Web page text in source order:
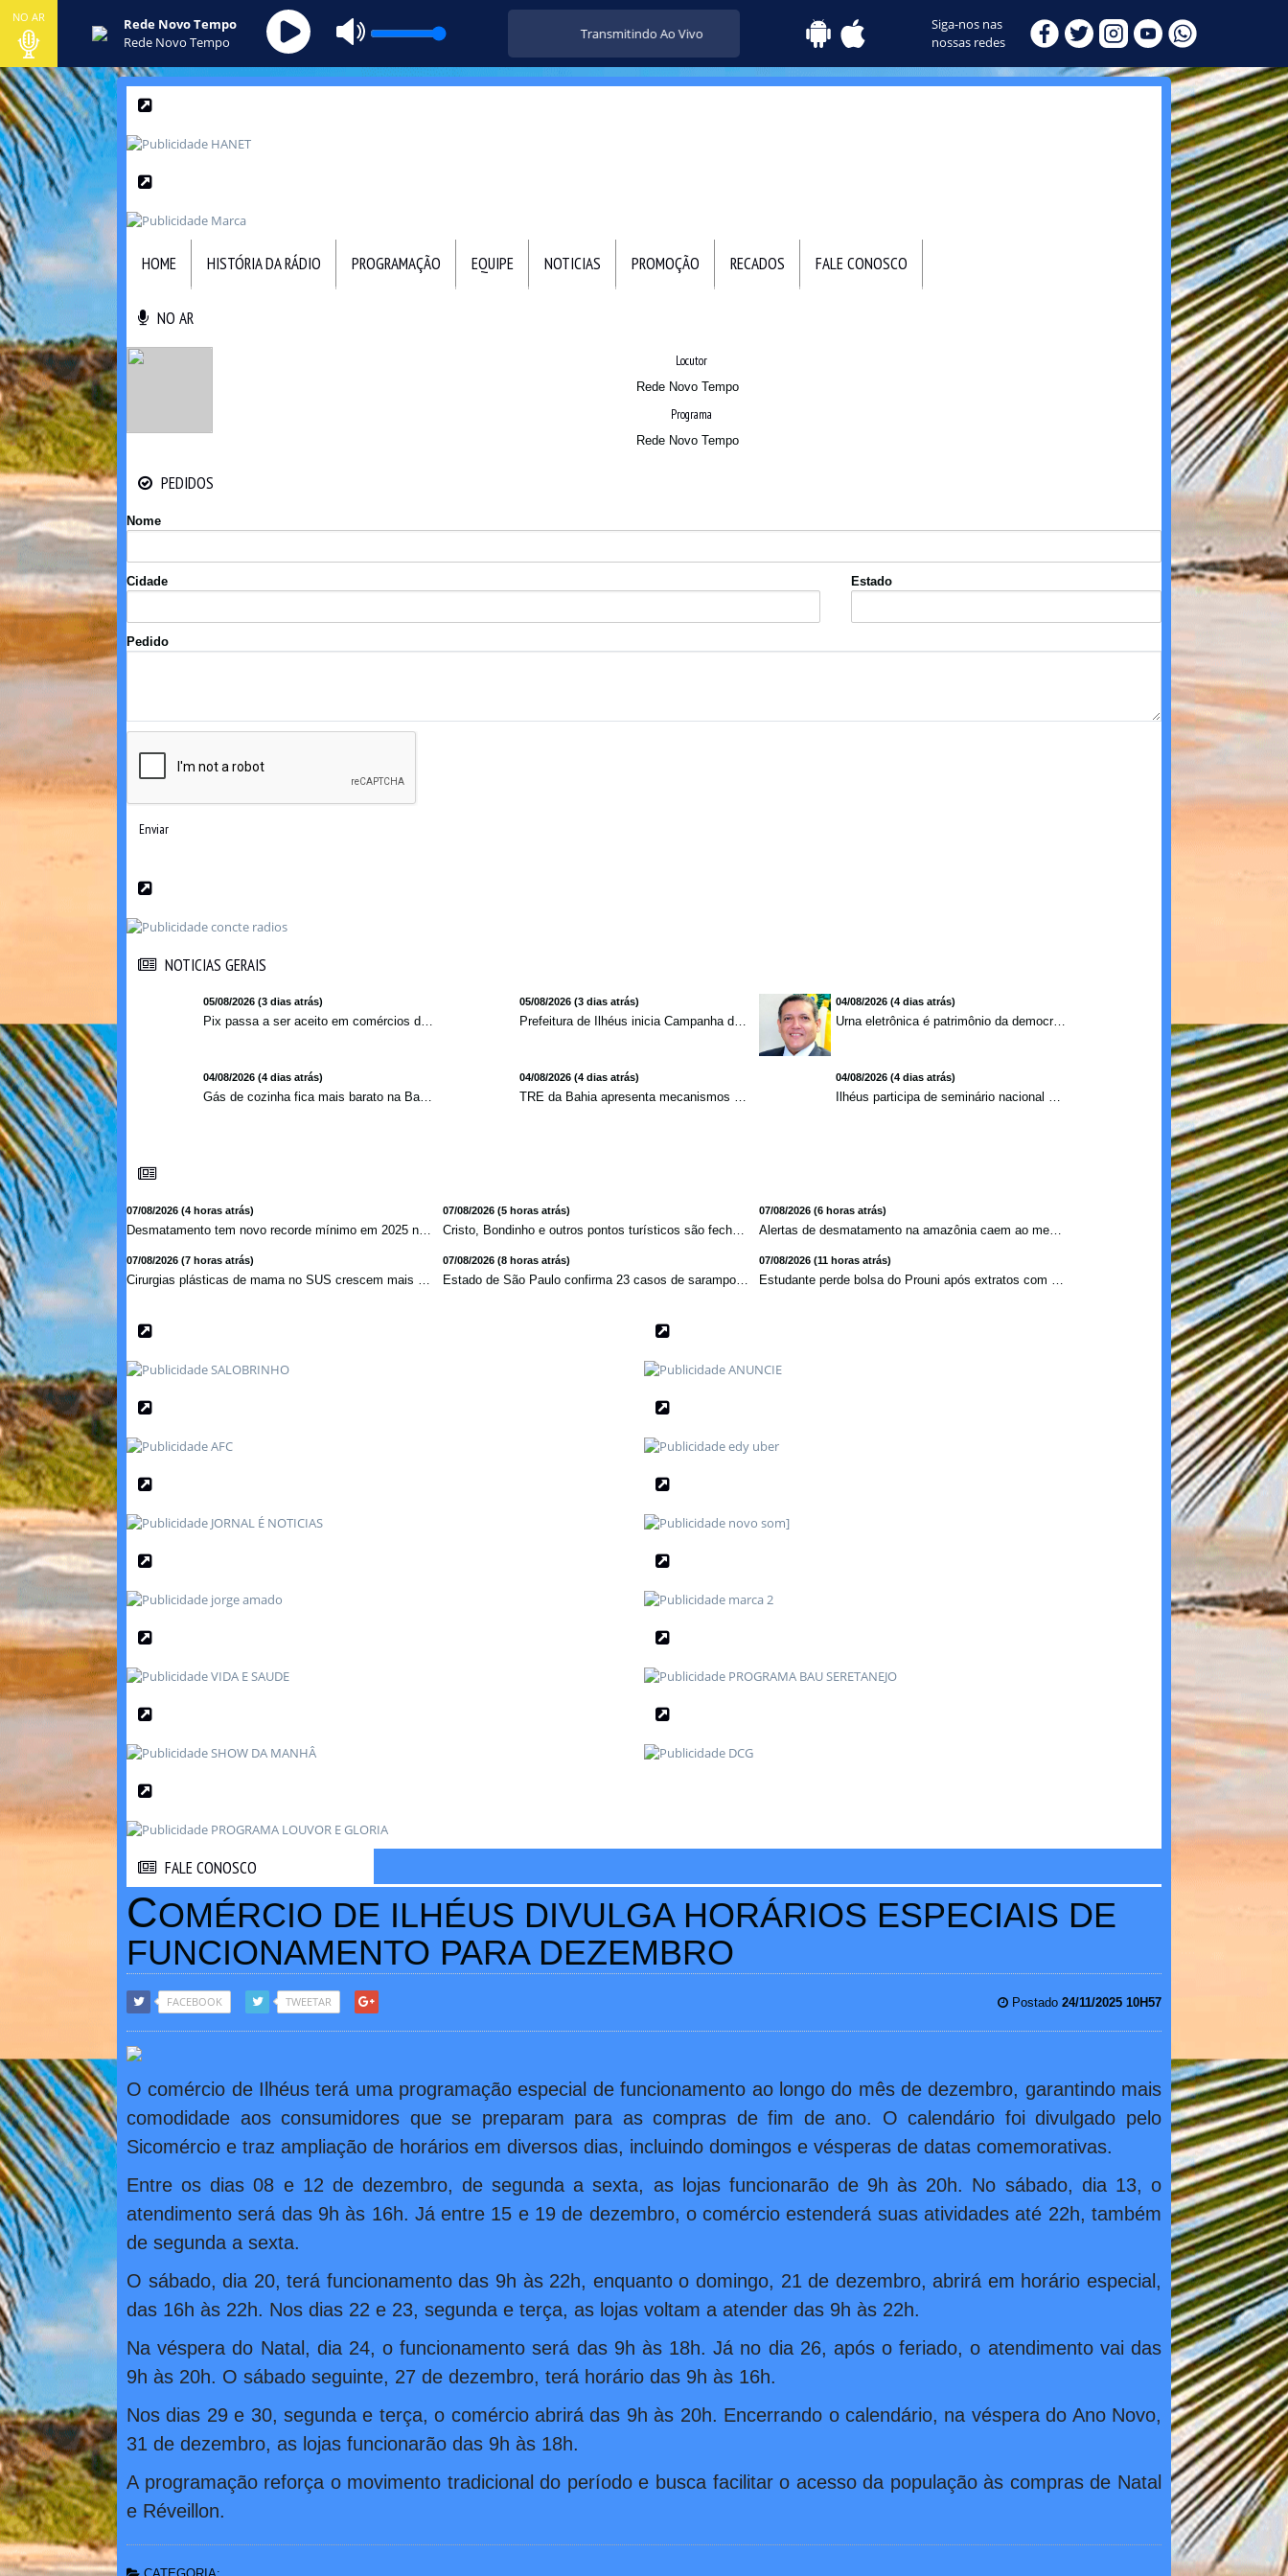
NO AR
Rede Novo Tempo
Rede Novo Tempo
Transmitindo Ao Vivo
Siga-nos nas
nossas redes
HOME HISTÓRIA DA RÁDIO PROGRAMAÇÃO EQUIPE NOTICIAS PROMOÇÃO RECADOS FALE CONOSCO
NO AR
Locutor
Rede Novo Tempo
Programa
Rede Novo Tempo
PEDIDOS
Nome
Cidade Estado
Pedido
Enviar
NOTICIAS GERAIS
05/08/2026 (3 dias atrás)
Pix passa a ser aceito em comércios de oito países e amplia opções de pagamento para brasileiros no exterior
05/08/2026 (3 dias atrás)
Prefeitura de Ilhéus inicia Campanha de Multivacinação 2026
04/08/2026 (4 dias atrás)
Urna eletrônica é patrimônio da democracia, diz presidente do TSE
04/08/2026 (4 dias atrás)
Gás de cozinha fica mais barato na Bahia após redução de 7,1%
04/08/2026 (4 dias atrás)
TRE da Bahia apresenta mecanismos de segurança das urnas e nova ordem de votação para eleições
04/08/2026 (4 dias atrás)
Ilhéus participa de seminário nacional sobre turismo sustentável e captação de investimentos
07/08/2026 (4 horas atrás)
Desmatamento tem novo recorde mínimo em 2025 na mata atlâ...
07/08/2026 (5 horas atrás)
Cristo, Bondinho e outros pontos turísticos são fechados ...
07/08/2026 (6 horas atrás)
Alertas de desmatamento na amazônia caem ao menor patamar ...
07/08/2026 (7 horas atrás)
Cirurgias plásticas de mama no SUS crescem mais de 50% em ...
07/08/2026 (8 horas atrás)
Estado de São Paulo confirma 23 casos de sarampo; 16 não ...
07/08/2026 (11 horas atrás)
Estudante perde bolsa do Prouni após extratos com apostas ...
FALE CONOSCO
COMÉRCIO DE ILHÉUS DIVULGA HORÁRIOS ESPECIAIS DE
FUNCIONAMENTO PARA DEZEMBRO
FACEBOOK TWEETAR Postado 24/11/2025 10H57
O comércio de Ilhéus terá uma programação especial de funcionamento ao longo do mês de dezembro, garantindo mais
comodidade aos consumidores que se preparam para as compras de fim de ano. O calendário foi divulgado pelo
Sicomércio e traz ampliação de horários em diversos dias, incluindo domingos e vésperas de datas comemorativas.
Entre os dias 08 e 12 de dezembro, de segunda a sexta, as lojas funcionarão de 9h às 20h. No sábado, dia 13, o
atendimento será das 9h às 16h. Já entre 15 e 19 de dezembro, o comércio estenderá suas atividades até 22h, também
de segunda a sexta.
O sábado, dia 20, terá funcionamento das 9h às 22h, enquanto o domingo, 21 de dezembro, abrirá em horário especial,
das 16h às 22h. Nos dias 22 e 23, segunda e terça, as lojas voltam a atender das 9h às 22h.
Na véspera do Natal, dia 24, o funcionamento será das 9h às 18h. Já no dia 26, após o feriado, o atendimento vai das
9h às 20h. O sábado seguinte, 27 de dezembro, terá horário das 9h às 16h.
Nos dias 29 e 30, segunda e terça, o comércio abrirá das 9h às 20h. Encerrando o calendário, na véspera do Ano Novo,
31 de dezembro, as lojas funcionarão das 9h às 18h.
A programação reforça o movimento tradicional do período e busca facilitar o acesso da população às compras de Natal
e Réveillon.